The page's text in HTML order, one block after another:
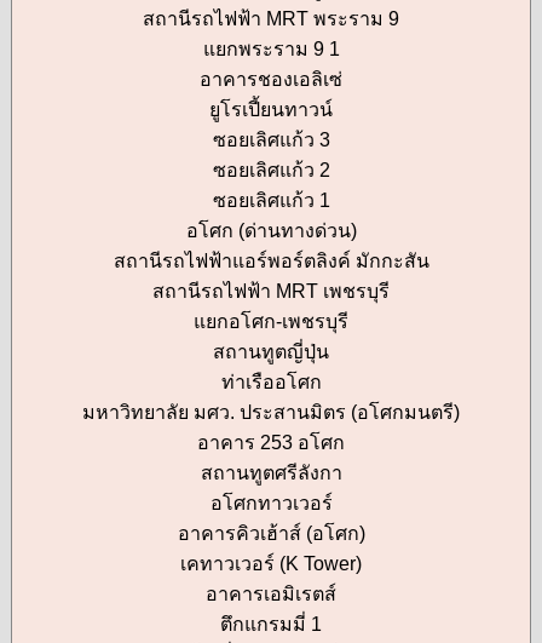
สถานีรถไฟฟ้า MRT พระราม 9
แยกพระราม 9 1
อาคารชองเอลิเซ่
ยูโรเปี้ยนทาวน์
ซอยเลิศแก้ว 3
ซอยเลิศแก้ว 2
ซอยเลิศแก้ว 1
อโศก (ด่านทางด่วน)
สถานีรถไฟฟ้าแอร์พอร์ตลิงค์ มักกะสัน
สถานีรถไฟฟ้า MRT เพชรบุรี
แยกอโศก-เพชรบุรี
สถานทูตญี่ปุ่น
ท่าเรืออโศก
มหาวิทยาลัย มศว. ประสานมิตร (อโศกมนตรี)
อาคาร 253 อโศก
สถานทูตศรีลังกา
อโศกทาวเวอร์
อาคารคิวเฮ้าส์ (อโศก)
เคทาวเวอร์ (K Tower)
อาคารเอมิเรตส์
ตึกแกรมมี่ 1